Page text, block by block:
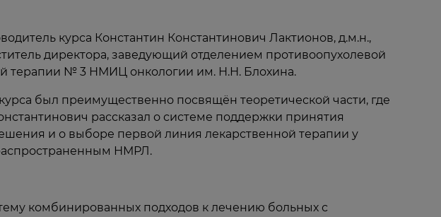
курса Константин Константинович Лактионов, д.м.н.,
директора, заведующий отделением противоопухолевой
терапии № 3 НМИЦ онкологии им. Н.Н. Блохина.
был преимущественно посвящён теоретической части, где
рассказал о системе поддержки принятия
и о выборе первой линия лекарственной терапии у
НМРЛ.
комбинированных подходов к лечению больных с